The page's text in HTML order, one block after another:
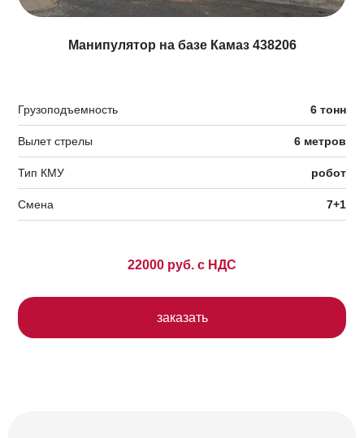
Манипулятор на базе Камаз 438206
Грузоподъемность 6 тонн
Вылет стрелы 6 метров
Тип КМУ робот
Смена 7+1
заказать
22000 руб. с НДС